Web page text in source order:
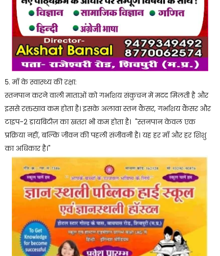
5. माँ के स्वास्थ्य की रक्षा:
स्तनपान करने वाली माताओं को गर्भाशय संकुचन में मदद मिलती है और
इससे रक्तस्राव कम होता है। इसके अलावा स्तन कैंसर, गर्भाशय कैंसर और
टाइप-2 डायबिटीज़ का खतरा भी कम होता है। "स्तनपान केवल एक
प्रक्रिया नहीं, बल्कि जीवन की पहली संजीवनी है। यह हर माँ और हर शिशु
का अधिकार है।"